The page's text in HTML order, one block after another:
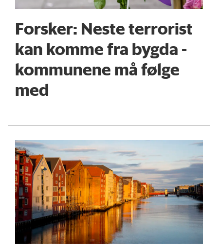
Forsker: Neste terrorist
kan komme fra bygda -
kommunene må følge
med